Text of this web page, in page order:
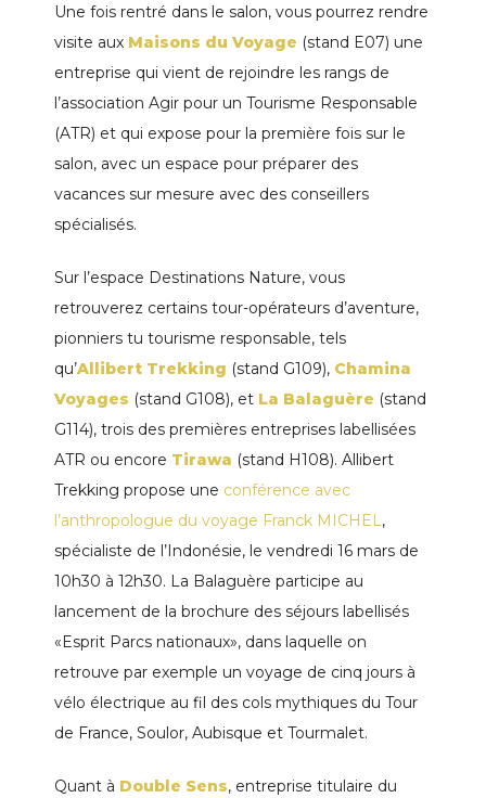
Une fois rentré dans le salon, vous pourrez rendre
visite aux Maisons du Voyage (stand E07) une
entreprise qui vient de rejoindre les rangs de
l’association Agir pour un Tourisme Responsable
(ATR) et qui expose pour la première fois sur le
salon, avec un espace pour préparer des
vacances sur mesure avec des conseillers
spécialisés.
Sur l’espace Destinations Nature, vous
retrouverez certains tour-opérateurs d’aventure,
pionniers tu tourisme responsable, tels
qu’Allibert Trekking (stand G109), Chamina
Voyages (stand G108), et La Balaguère (stand
G114), trois des premières entreprises labellisées
ATR ou encore Tirawa (stand H108). Allibert
Trekking propose une conférence avec
l’anthropologue du voyage Franck MICHEL,
spécialiste de l’Indonésie, le vendredi 16 mars de
10h30 à 12h30. La Balaguère participe au
lancement de la brochure des séjours labellisés
«Esprit Parcs nationaux», dans laquelle on
retrouve par exemple un voyage de cinq jours à
vélo électrique au fil des cols mythiques du Tour
de France, Soulor, Aubisque et Tourmalet.
Quant à Double Sens, entreprise titulaire du